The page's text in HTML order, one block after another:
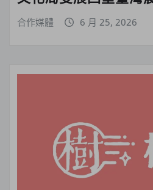
合作媒體 6 月 25, 2026